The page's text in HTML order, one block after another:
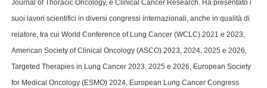
Journal of Thoracic Oncology, e Clinical Cancer Research. Ha presentato i
suoi lavori scientifici in diversi congressi internazionali, anche in qualità di
relatore, tra cui World Conference of Lung Cancer (WCLC) 2021 e 2023,
American Society of Clinical Oncology (ASCO) 2023, 2024, 2025 e 2026,
Targeted Therapies in Lung Cancer 2023, 2025 e 2026, European Society
for Medical Oncology (ESMO) 2024, European Lung Cancer Congress